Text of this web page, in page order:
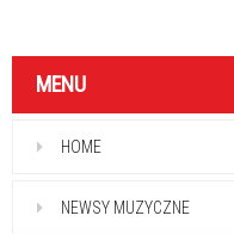
MENU
HOME
NEWSY MUZYCZNE